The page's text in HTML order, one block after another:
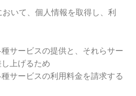
いて、個人情報を取得し、利
サービスの提供と、それらサー
上げるため
サービスの利用料金を請求する